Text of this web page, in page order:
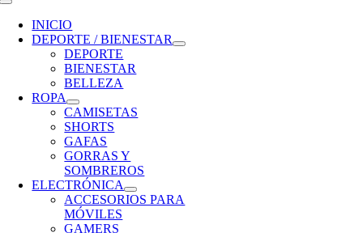
Toggle
Navigation
INICIO
DEPORTE / BIENESTAR
DEPORTE
BIENESTAR
BELLEZA
ROPA
CAMISETAS
SHORTS
GAFAS
GORRAS Y
SOMBREROS
ELECTRÓNICA
ACCESORIOS PARA
MÓVILES
GAMERS